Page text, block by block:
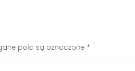
pola są oznaczone *